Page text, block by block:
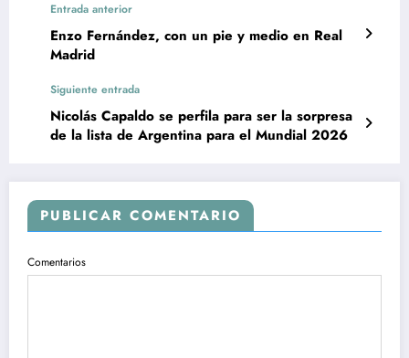
Entrada anterior
Enzo Fernández, con un pie y medio en Real
Madrid
Siguiente entrada
Nicolás Capaldo se perfila para ser la sorpresa
de la lista de Argentina para el Mundial 2026
PUBLICAR COMENTARIO
Comentarios